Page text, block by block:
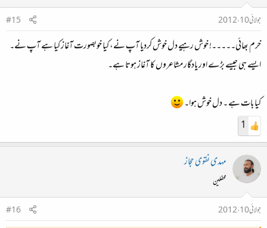
جولائی 10، 2012
#15
خرم بھائی۔۔۔۔۔! خوش رہیے دل خوش کردیا آپ نے، کیا خوبصورت آغاز کیا ہے آپ نے۔
ایسے ہی جیسے بڑے اور یادگار مشاعروں کا آغاز ہوتا ہے۔
کیا بات ہے ۔ دل خوش ہوا۔
1
مہدی نقوی حجاز
محفلین
جولائی 10، 2012
#16